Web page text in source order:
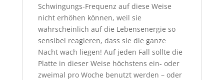
Schwingungs-Frequenz auf diese Weise
nicht erhöhen können, weil sie
wahrscheinlich auf die Lebensenergie so
sensibel reagieren, dass sie die ganze
Nacht wach liegen! Auf jeden Fall sollte die
Platte in dieser Weise höchstens ein- oder
zweimal pro Woche benutzt werden – oder